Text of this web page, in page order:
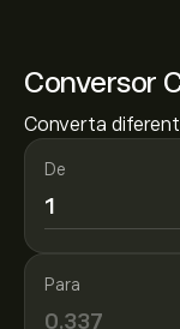
Conversor
Converta
De
Para